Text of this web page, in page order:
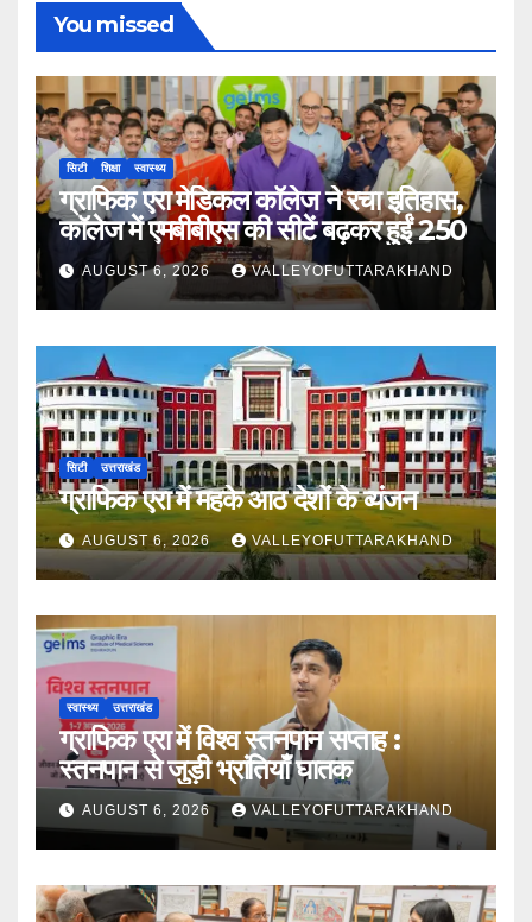
You missed
सिटी शिक्षा स्वास्थ्य
ग्राफिक एरा मेडिकल कॉलेज ने रचा इतिहास,
कॉलेज में एमबीबीएस की सीटें बढ़कर हुईं 250
AUGUST 6, 2026 VALLEYOFUTTARAKHAND
सिटी उत्तराखंड
ग्राफिक एरा में महके आठ देशों के व्यंजन
AUGUST 6, 2026 VALLEYOFUTTARAKHAND
स्वास्थ्य उत्तराखंड
ग्राफिक एरा में विश्व स्तनपान सप्ताह :
स्तनपान से जुड़ी भ्रांतियाँ घातक
AUGUST 6, 2026 VALLEYOFUTTARAKHAND